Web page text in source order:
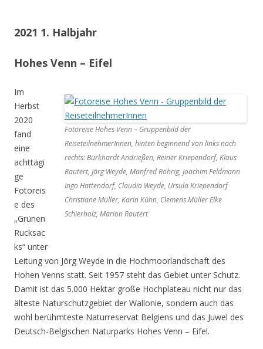
2021 1. Halbjahr
Hohes Venn – Eifel
Fotoreise Hohes Venn – Gruppenbild der
ReiseteilnehmerInnen, hinten beginnend von links nach
rechts: Burkhardt Andrießen, Reiner Kriependorf, Klaus
Rautert, Jörg Weyde, Manfred Röhrig, Joachim Feldmann
Ingo Hattendorf, Claudia Weyde, Ursula Kriependorf
Christiane Müller, Karin Kühn, Clemens Müller Elke
Schierholz, Marion Rautert
Im
Herbst
2020
fand
eine
achttägi
ge
Fotoreis
e des
„Grünen
Rucksac
ks“ unter
Leitung von Jörg Weyde in die Hochmoorlandschaft des
Hohen Venns statt. Seit 1957 steht das Gebiet unter Schutz.
Damit ist das 5.000 Hektar große Hochplateau nicht nur das
älteste Naturschutzgebiet der Wallonie, sondern auch das
wohl berühmteste Naturreservat Belgiens und das Juwel des
Deutsch-Belgischen Naturparks Hohes Venn – Eifel.